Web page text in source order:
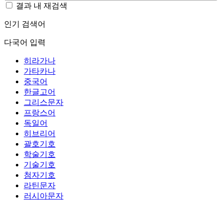
결과 내 재검색
인기 검색어
다국어 입력
히라가나
가타카나
중국어
한글고어
그리스문자
프랑스어
독일어
히브리어
괄호기호
학술기호
기술기호
첨자기호
라틴문자
러시아문자